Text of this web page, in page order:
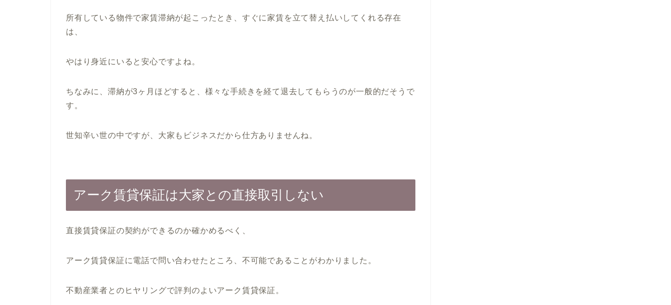
所有している物件で家賃滞納が起こったとき、すぐに家賃を立て替え払いしてくれる存在
は、
やはり身近にいると安心ですよね。
ちなみに、滞納が3ヶ月ほどすると、様々な手続きを経て退去してもらうのが一般的だそうで
す。
世知辛い世の中ですが、大家もビジネスだから仕方ありませんね。
アーク賃貸保証は大家との直接取引しない
直接賃貸保証の契約ができるのか確かめるべく、
アーク賃貸保証に電話で問い合わせたところ、不可能であることがわかりました。
不動産業者とのヒヤリングで評判のよいアーク賃貸保証。